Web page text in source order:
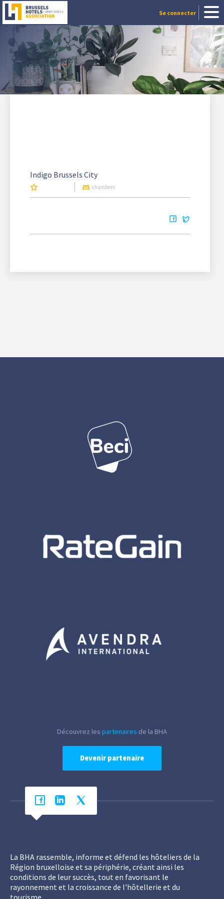
Se connecter
Indigo Brussels City
chambres
Découvrez les partenaires de la BHA
Devenir partenaire
La BHA rassemble, informe et défend les hôteliers de la
Région bruxelloise et sa périphérie, créant ainsi les
conditions de leur succès, tout en favorisant le
rayonnement et la croissance de l'hôtellerie et du